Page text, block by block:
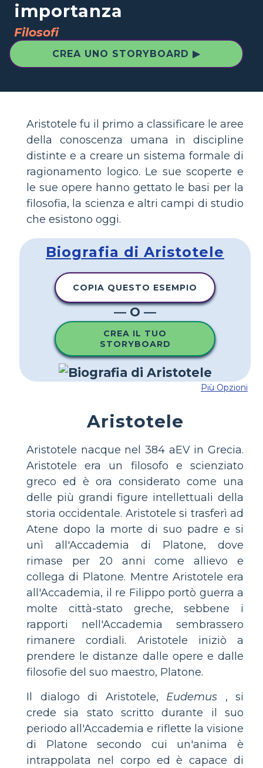
importanza
Filosofi
CREA UNO STORYBOARD ▶
Aristotele fu il primo a classificare le aree
della conoscenza umana in discipline
distinte e a creare un sistema formale di
ragionamento logico. Le sue scoperte e
le sue opere hanno gettato le basi per la
filosofia, la scienza e altri campi di studio
che esistono oggi.
Biografia di Aristotele
COPIA QUESTO ESEMPIO
— O —
CREA IL TUO
STORYBOARD
Più Opzioni
Aristotele
Aristotele nacque nel 384 aEV in Grecia.
Aristotele era un filosofo e scienziato
greco ed è ora considerato come una
delle più grandi figure intellettuali della
storia occidentale. Aristotele si trasferì ad
Atene dopo la morte di suo padre e si
unì all'Accademia di Platone, dove
rimase per 20 anni come allievo e
collega di Platone. Mentre Aristotele era
all'Accademia, il re Filippo portò guerra a
molte città-stato greche, sebbene i
rapporti nell'Accademia sembrassero
rimanere cordiali. Aristotele iniziò a
prendere le distanze dalle opere e dalle
filosofie del suo maestro, Platone.
Il dialogo di Aristotele, Eudemus , si
crede sia stato scritto durante il suo
periodo all'Accademia e riflette la visione
di Platone secondo cui un'anima è
intrappolata nel corpo ed è capace di